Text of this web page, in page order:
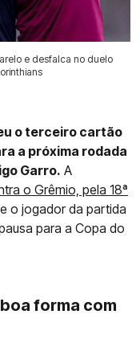
e desfalca no duelo
o terceiro cartão
a próxima rodada
Garro. A
o Grêmio, pela 18ª
o jogador da partida
para a Copa do
forma com